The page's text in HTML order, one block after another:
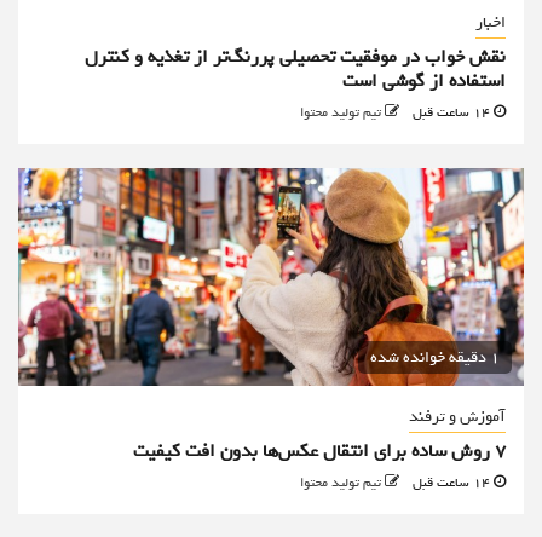
اخبار
نقش خواب در موفقیت تحصیلی پررنگ‌تر از تغذیه و کنترل
استفاده از گوشی است
تیم تولید محتوا
1 دقیقه خوانده شده
آموزش و ترفند
۷ روش ساده برای انتقال عکس‌ها بدون افت کیفیت
تیم تولید محتوا